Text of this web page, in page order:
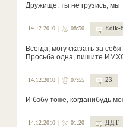
Дружище, ты не грузись, мы
14.12.2010 08:50 Edik-
Всегда, могу сказать за
Просьба одна, пишите
14.12.2010 07:55 23
И бэбу тоже, когданибудь
14.12.2010 01:20 ДДТ